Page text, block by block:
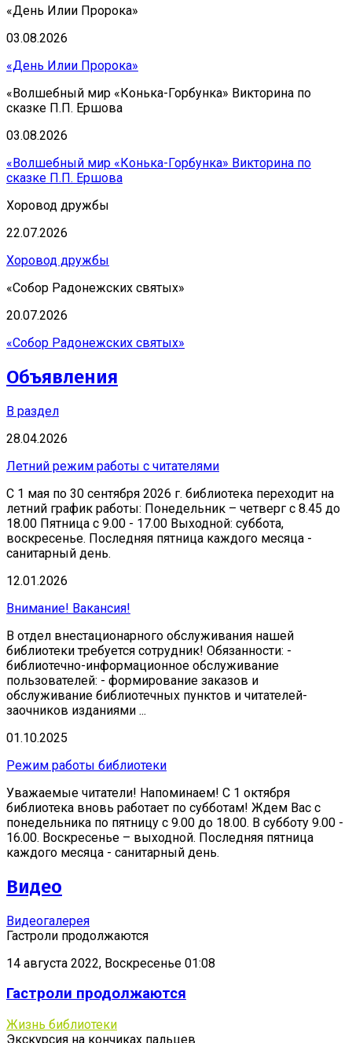
«День Илии Пророка»
03.08.2026
«День Илии Пророка»
«Волшебный мир «Конька-Горбунка» Викторина по
сказке П.П. Ершова
03.08.2026
«Волшебный мир «Конька-Горбунка» Викторина по
сказке П.П. Ершова
Хоровод дружбы
22.07.2026
Хоровод дружбы
«Собор Радонежских святых»
20.07.2026
«Собор Радонежских святых»
Объявления
В раздел
28.04.2026
Летний режим работы с читателями
С 1 мая по 30 сентября 2026 г. библиотека переходит на
летний график работы: Понедельник – четверг с 8.45 до
18.00 Пятница с 9.00 - 17.00 Выходной: суббота,
воскресенье. Последняя пятница каждого месяца -
санитарный день.
12.01.2026
Внимание! Вакансия!
В отдел внестационарного обслуживания нашей
библиотеки требуется сотрудник! Обязанности: -
библиотечно-информационное обслуживание
пользователей: - формирование заказов и
обслуживание библиотечных пунктов и читателей-
заочников изданиями ...
01.10.2025
Режим работы библиотеки
Уважаемые читатели! Напоминаем! С 1 октября
библиотека вновь работает по субботам! Ждем Вас с
понедельника по пятницу с 9.00 до 18.00. В субботу 9.00 -
16.00. Воскресенье – выходной. Последняя пятница
каждого месяца - санитарный день.
Видео
Видеогалерея
Гастроли продолжаются
14 августа 2022, Воскресенье 01:08
Гастроли продолжаются
Жизнь библиотеки
Экскурсия на кончиках пальцев